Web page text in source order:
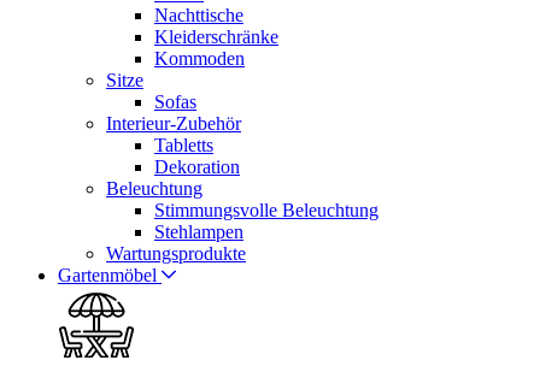
Nachttische
Kleiderschränke
Kommoden
Sitze
Sofas
Interieur-Zubehör
Tabletts
Dekoration
Beleuchtung
Stimmungsvolle Beleuchtung
Stehlampen
Wartungsprodukte
Gartenmöbel